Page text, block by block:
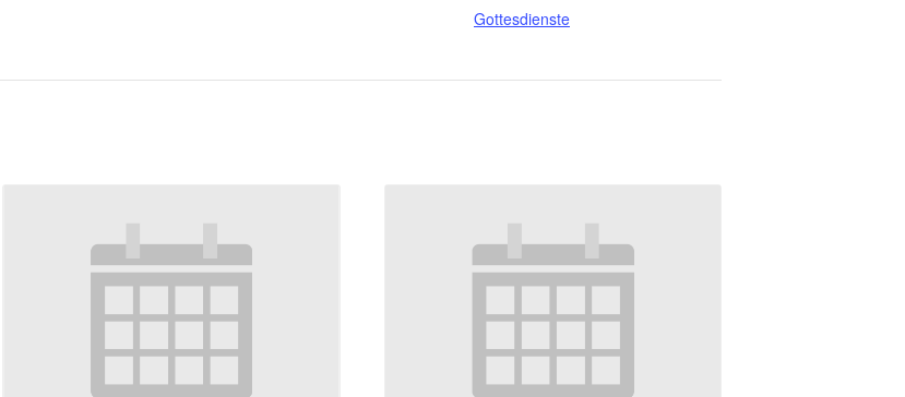
Gottesdienste